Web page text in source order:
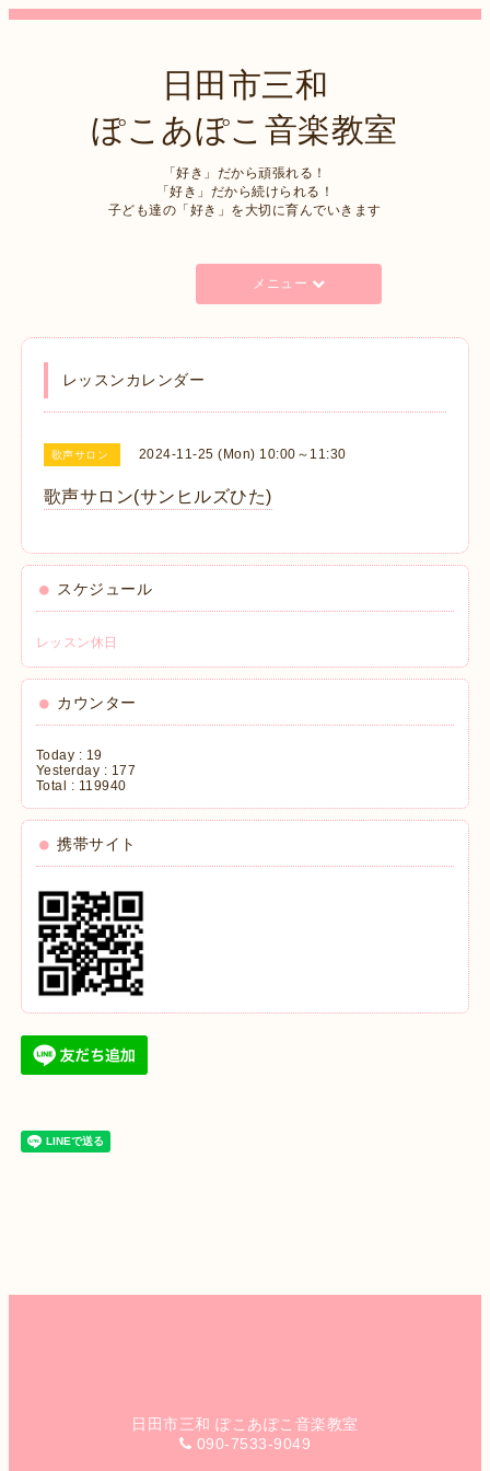
日田市三和
ぽこあぽこ音楽教室
「好き」だから頑張れる！
「好き」だから続けられる！
子ども達の「好き」を大切に育んでいきます
メニュー
レッスンカレンダー
歌声サロン 2024-11-25 (Mon) 10:00～11:30
歌声サロン(サンヒルズひた)
スケジュール
レッスン休日
カウンター
Today : 19
Yesterday : 177
Total : 119940
携帯サイト
日田市三和 ぽこあぽこ音楽教室
090-7533-9049